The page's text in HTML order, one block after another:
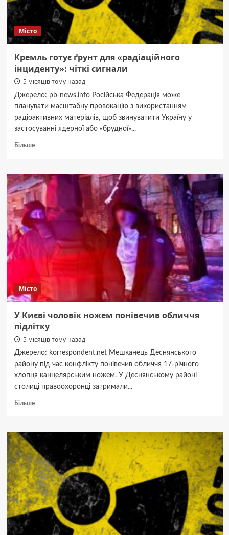
Місто
Кремль готує ґрунт для «радіаційного
інциденту»: чіткі сигнали
5 місяців тому назад
Джерело: pb-news.info Російська Федерація може
планувати масштабну провокацію з використанням
радіоактивних матеріалів, щоб звинуватити Україну у
застосуванні ядерної або «брудної»...
БільшеДокладніше
готує
ґрунт
для
«радіаційного
інциденту»:
чіткі
сигнали
Місто
У Києві чоловік ножем понівечив обличчя
підлітку
5 місяців тому назад
Джерело: korrespondent.net Мешканець Деснянського
району під час конфлікту понівечив обличчя 17-річного
хлопця канцелярським ножем. У Деснянському районі
столиці правоохоронці затримали...
БільшеДокладніше
Києві
ножем
понівечив
обличчя
підлітку